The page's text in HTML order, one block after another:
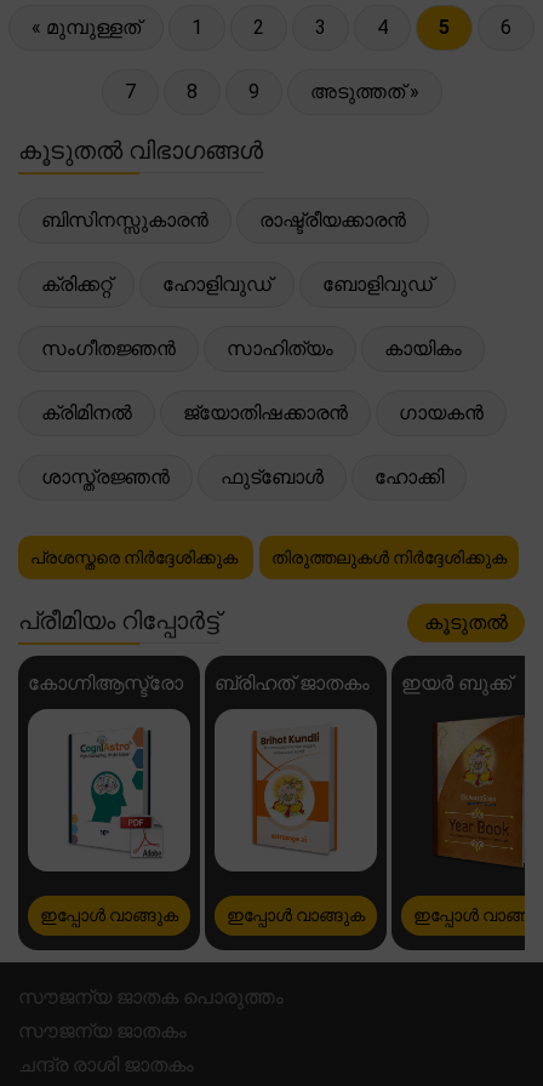
« മുമ്പുള്ളത് 1 2 3 4 5 6
7 8 9 അടുത്തത് »
കൂടുതൽ വിഭാഗങ്ങൾ
ബിസിനസ്സുകാരൻ രാഷ്ട്രീയക്കാരൻ
ക്രിക്കറ്റ് ഹോളിവുഡ് ബോളിവുഡ്
സംഗീതജ്ഞൻ സാഹിത്യം കായികം
ക്രിമിനൽ ജ്യോതിഷക്കാരൻ ഗായകൻ
ശാസ്ത്രജ്ഞൻ ഫുട്ബോൾ ഹോക്കി
പ്രശസ്തരെ നിർദ്ദേശിക്കുക തിരുത്തലുകൾ നിർദ്ദേശിക്കുക
പ്രീമിയം റിപ്പോർട്ട് കൂടുതൽ
കോഗ്നിആസ്ട്രോ
ഇപ്പോൾ വാങ്ങുക
ബ്രിഹത് ജാതകം
ഇപ്പോൾ വാങ്ങുക
ഇയർ ബുക്ക്
ഇപ്പോൾ
സൗജന്യ ജാതക പൊരുത്തം
സൗജന്യ ജാതകം
ചന്ദ്ര രാശി ജാതകം